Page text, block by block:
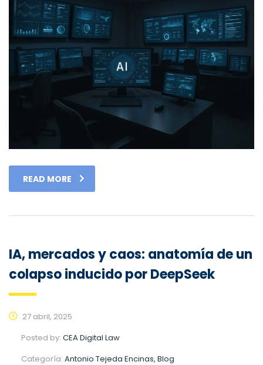
READ MORE
IA, mercados y caos: anatomía de un
colapso inducido por DeepSeek
27 abril, 2025
Posted by: CEA Digital Law
Categoría: Antonio Tejeda Encinas, Blog